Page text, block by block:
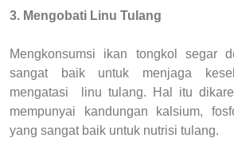
3. Mengobati Linu Tulang
Mengkonsumsi ikan tongkol segar
sangat baik untuk menjaga
mengatasi linu tulang. Hal itu
mempunyai kandungan kalsium,
yang sangat baik untuk nutrisi tulang.